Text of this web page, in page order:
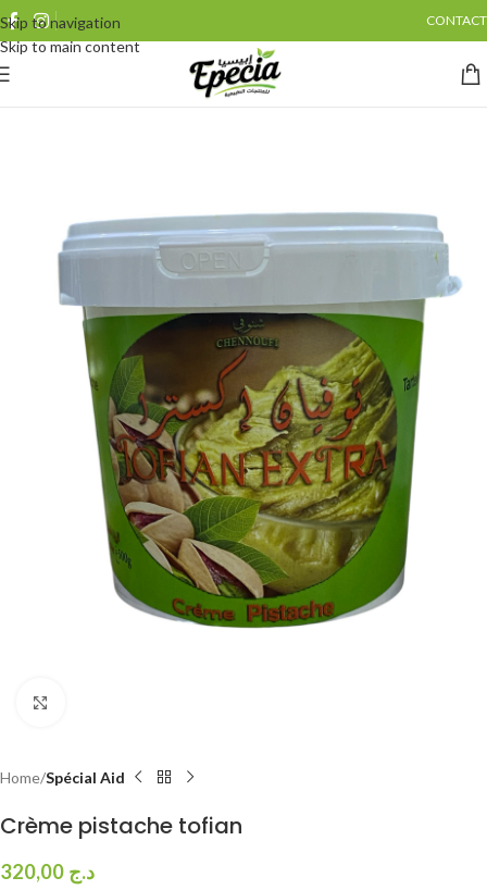
Skip to navigation
Skip to main content
CONTACT
Home Spécial Aid
Crème pistache tofian
د.ج